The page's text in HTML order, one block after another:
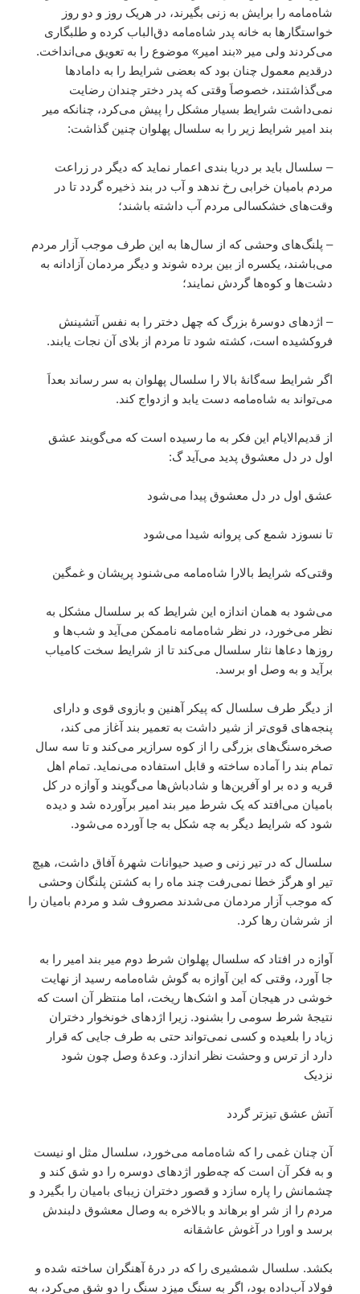
شاه‌مامه را برایش به زنی بگیرند، در هریک روز و دو روز
خواستگارها به خانه پدر شاه‌مامه دق‌الباب کرده و طلبگاری
می‌کردند ولی میر «بند امیر» موضوع را به تعویق می‌انداخت.
درقدیم معمول چنان بود که بعضی شرایط را به دامادها
می‌گذاشتند، خصوصاَ وقتی که پدر دختر چندان رضایت
نمی‌داشت شرایط بسیار مشکل را پیش می‌کرد، چنانکه میر
بند امیر شرایط زیر را به سلسال پهلوان چنین گذاشت:
– سلسال باید بر دریا بندی اعمار نماید که دیگر در زراعت
مردم بامیان خرابی رخ ندهد و آب در بند ذخیره گردد تا در
وقت‌های خشکسالی مردم آب داشته باشند؛
– پلنگ‌های وحشی که از سال‌ها به این طرف موجب آزار مردم
می‌باشند، یکسره از بین برده شوند و دیگر مردمان آزادانه به
دشت‌ها و کوه‌ها گردش نمایند؛
– اژدهای دوسرۀ بزرگ که چهل دختر را به نفس آتشینش
فروکشیده است، کشته شود تا مردم از بلای آن نجات یابند.
اگر شرایط سه‌گانهٔ بالا را سلسال پهلوان به سر رساند بعداَ
می‌تواند به شاه‌مامه دست یابد و ازدواج کند.
از قدیم‌الایام این فکر به ما رسیده است که می‌گویند عشق
اول در دل معشوق پدید می‌آید گ:
عشق اول در دل معشوق پیدا می‌شود
تا نسوزد شمع کی پروانه شیدا می‌شود
وقتی‌که شرایط بالارا شاه‌مامه می‌شنود پریشان و غمگین
می‌شود به همان اندازه این شرایط که بر سلسال مشکل به
نظر می‌خورد، در نظر شاه‌مامه ناممکن می‌آید و شب‌ها و
روزها دعاها نثار سلسال می‌کند تا از شرایط سخت کامیاب
برآید و به وصل او برسد.
از دیگر طرف سلسال که پیکر آهنین و بازوی قوی و دارای
پنجه‌های قوی‌تر از شیر داشت به تعمیر بند آغاز می کند،
صخره‌سنگ‌های بزرگی را از کوه سرازیر می‌کند و تا سه سال
تمام بند را آماده ساخته و قابل استفاده می‌نماید. تمام اهل
قریه و ده بر او آفرین‌ها و شادباش‌ها می‌گویند و آوازه در کل
بامیان می‌افتد که یک شرط میر بند امیر برآورده شد و دیده
شود که شرایط دیگر به چه شکل به جا آورده می‌شود.
سلسال که در تیر زنی و صید حیوانات شهرۀ آفاق داشت، هیچ
تیر او هرگز خطا نمی‌رفت چند ماه را به کشتن پلنگان وحشی
که موجب آزار مردمان می‌شدند مصروف شد و مردم بامیان را
از شرشان رها کرد.
آوازه در افتاد که سلسال پهلوان شرط دوم میر بند امیر را به
جا آورد، وقتی که این آوازه به گوش شاه‌مامه رسید از نهایت
خوشی در هیجان آمد و اشک‌ها ریخت، اما منتظر آن است که
نتیجۀ شرط سومی را بشنود. زیرا اژدهای خونخوار دختران
زیاد را بلعیده و کسی نمی‌تواند حتی به طرف جایی که قرار
دارد از ترس و وحشت نظر اندازد. وعدۀ وصل چون شود
نزدیک
آتش عشق تیزتر گردد
آن چنان غمی را که شاه‌مامه می‌خورد، سلسال مثل او نیست
و به فکر آن است که چه‌طور اژدهای دوسره را دو شق کند و
چشمانش را پاره سازد و قصور دختران زیبای بامیان را بگیرد و
مردم را از شر او برهاند و بالاخره به وصال معشوق دلبندش
برسد و اورا در آغوش عاشقانه
بکشد. سلسال شمشیری را که در درۀ آهنگران ساخته شده و
فولاد آب‌داده بود، اگر به سنگ میزد سنگ را دو شق می‌کرد، به